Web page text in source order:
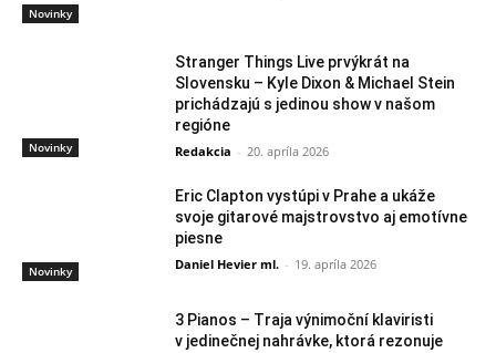
Novinky
Novinky
Stranger Things Live prvýkrát na
Slovensku – Kyle Dixon & Michael Stein
prichádzajú s jedinou show v našom
regióne
Redakcia - 20. apríla 2026
Novinky
Eric Clapton vystúpi v Prahe a ukáže
svoje gitarové majstrovstvo aj emotívne
piesne
Daniel Hevier ml. - 19. apríla 2026
3 Pianos – Traja výnimoční klaviristi
v jedinečnej nahrávke, ktorá rezonuje